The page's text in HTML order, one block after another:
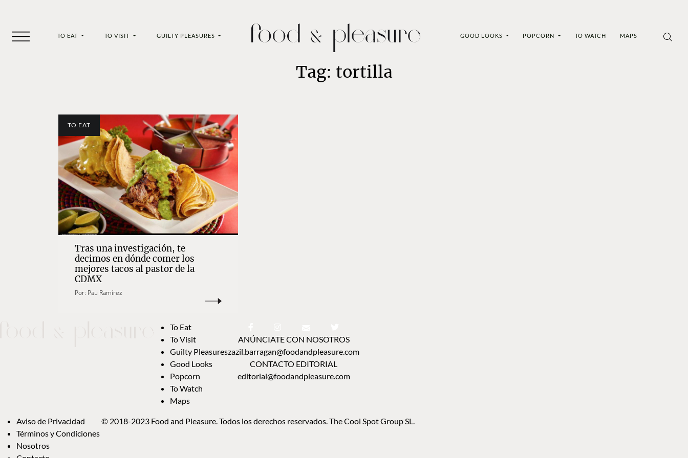
TO EAT TO VISIT GUILTY PLEASURES GOOD LOOKS POPCORN TO WATCH MAPS
Tag: tortilla
TO EAT
Tras una investigación, te
decimos en dónde comer los
mejores tacos al pastor de la
CDMX
Por: Pau Ramírez
To Eat
To Visit
Guilty Pleasures
Good Looks
Popcorn
To Watch
Maps
ANÚNCIATE CON NOSOTROS
zazil.barragan@foodandpleasure.com
CONTACTO EDITORIAL
editorial@foodandpleasure.com
Aviso de Privacidad
Términos y Condiciones
Nosotros
© 2018-2023 Food and Pleasure. Todos los derechos reservados. The Cool Spot Group SL.